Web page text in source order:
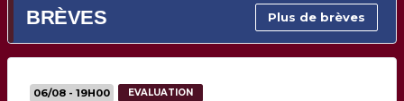
BRÈVES Plus de brèves
06/08 - 19H00 EVALUATION